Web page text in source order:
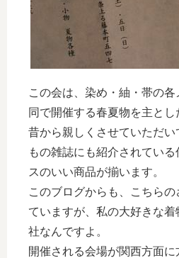
この会は、染め・紬・帯の
同で開催する春夏物を主とし
昔から親しくさせていただい
もの雑誌にも紹介されてい
スのいい商品が揃います。
このブログからも、こちら
ていますが、私の大好きな
社なんですよ。
開催される会場が関西方面